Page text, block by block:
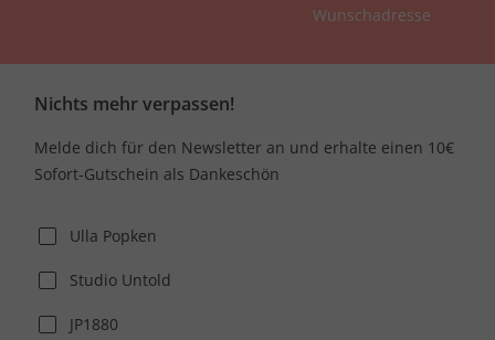
Wunschadresse
Nichts mehr verpassen!
Melde dich für den Newsletter an und erhalte einen 10€
Sofort-Gutschein als Dankeschön
Ulla Popken
Studio Untold
JP1880